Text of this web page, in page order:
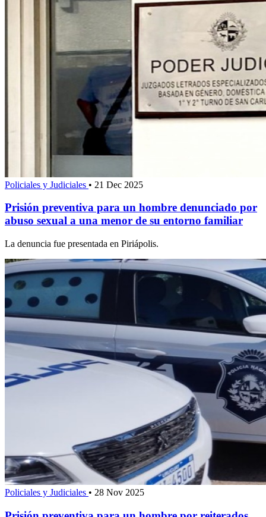
Policiales y Judiciales • 21 Dec 2025
Prisión preventiva para un hombre denunciado por
abuso sexual a una menor de su entorno familiar
La denuncia fue presentada en Piriápolis.
Policiales y Judiciales • 28 Nov 2025